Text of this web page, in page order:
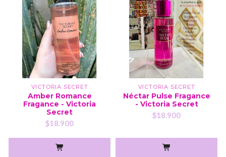
VICTORIA SECRET
Amber Romance
Fragance - Victoria
Secret
$18.900
VICTORIA SECRET
Néctar Pulse Fragance
- Victoria Secret
$18.900